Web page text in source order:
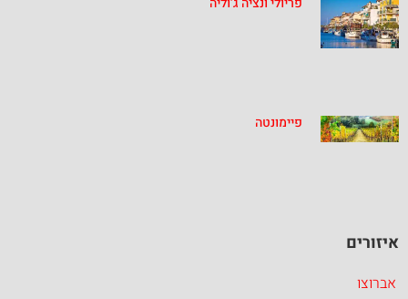
פיימונטה
איזורים
אברוצו